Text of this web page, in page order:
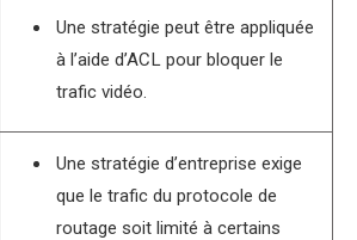
Une stratégie peut être appliquée
à l’aide d’ACL pour bloquer le
trafic vidéo.
Une stratégie d’entreprise exige
que le trafic du protocole de
routage soit limité à certains